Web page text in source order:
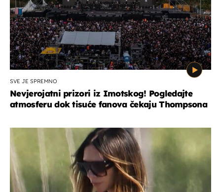
SVE JE SPREMNO
Nevjerojatni prizori iz Imotskog! Pogledajte
atmosferu dok tisuće fanova čekaju Thompsona